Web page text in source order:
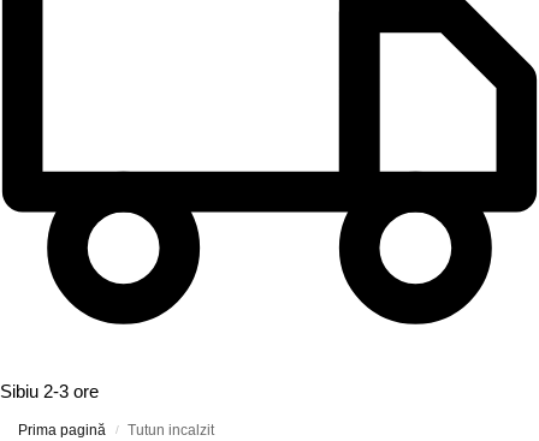
Sibiu 2-3 ore
Prima pagină / Tutun incalzit